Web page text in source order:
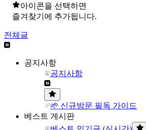
아이콘을 선택하면
즐겨찾기에 추가됩니다.
전체글
공지사항
공지사항
🌱 신규방문 필독 가이드
베스트 게시판